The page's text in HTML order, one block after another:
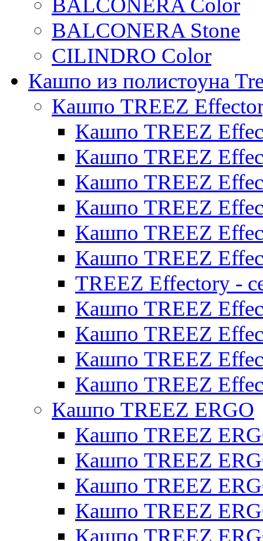
BALCONERA Color
BALCONERA Stone
CILINDRO Color
Кашпо из полистоуна
Кашпо TREEZ
Кашпо TREEZ
Кашпо TREEZ
Кашпо TREEZ
Кашпо TREEZ
Кашпо TREEZ
Кашпо TREEZ
TREEZ Effectory -
Кашпо TREEZ
Кашпо TREEZ
Кашпо TREEZ
Кашпо TREEZ
Кашпо TREEZ ERGO
Кашпо TREEZ
Кашпо TREEZ
Кашпо TREEZ
Кашпо TREEZ